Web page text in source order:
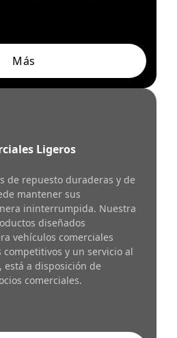
Más
Ligeros
de repuesto duraderas y de
mantener sus
ininterrumpida. Nuestra
diseñados
vehículos comerciales
competitivos y un servicio al
está a disposición de
comerciales.